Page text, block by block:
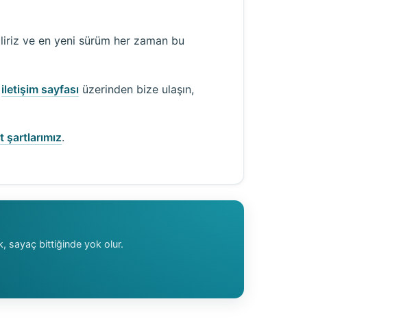
ve en yeni sürüm her zaman bu
iletişim sayfası üzerinden bize ulaşın,
şartlarımız.
sayaç bittiğinde yok olur.